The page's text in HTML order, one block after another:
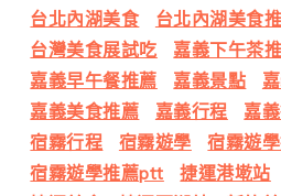
台北內湖美食
台北內湖美食
台灣美食展試吃
嘉義下午茶
嘉義早午餐推薦
嘉義景點
嘉義美食推薦
嘉義行程 嘉
宿霧行程
宿霧遊學
宿霧遊
宿霧遊學推薦ptt
捷運港墘站